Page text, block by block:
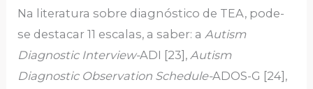
Na literatura sobre diagnóstico de TEA, pode-
se destacar 11 escalas, a saber: aAutism
Diagnostic Interview-ADI [23],Autism
Diagnostic Observation Schedule-ADOS-G [24],